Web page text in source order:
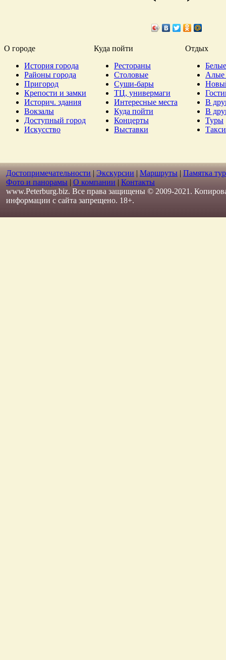
О городе Куда пойти
Отдых
История города
Районы города
Пригород
Крепости и замки
Историч. здания
Вокзалы
Доступный город
Искусство
Рестораны
Столовые
Суши-бары
ТЦ, универмаги
Интересные места
Куда пойти
Концерты
Выставки
Алые
В
В
Туры
Такси
Достопримечательности | Экскурсии | Маршруты | Памятка
Фото и панорамы | О компании | Контакты
www.Peterburg.biz. Все права защищены © 2009-2021.
информации с сайта запрещено. 18+.